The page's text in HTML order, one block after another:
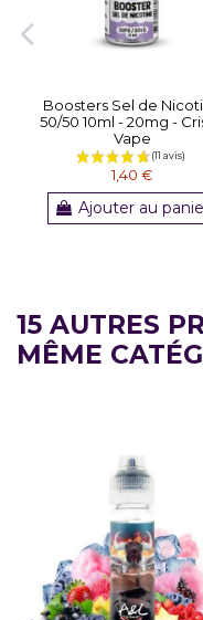
Boosters Sel de
50/50 10ml - 20mg -
Vape
1,40 €
Ajouter au
15 AUTRES
MÊME